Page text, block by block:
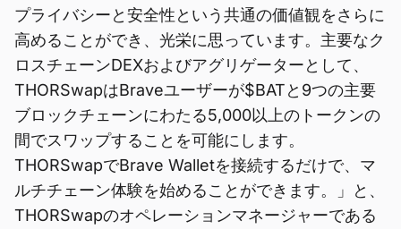
プライバシーと安全性という共通の価値観をさらに
高めることができ、光栄に思っています。主要なク
ロスチェーンDEXおよびアグリゲーターとして、
THORSwapはBraveユーザーが$BATと9つの主要
ブロックチェーンにわたる5,000以上のトークンの
間でスワップすることを可能にします。
THORSwapでBrave Walletを接続するだけで、マ
ルチチェーン体験を始めることができます。」と、
THORSwapのオペレーションマネージャーである